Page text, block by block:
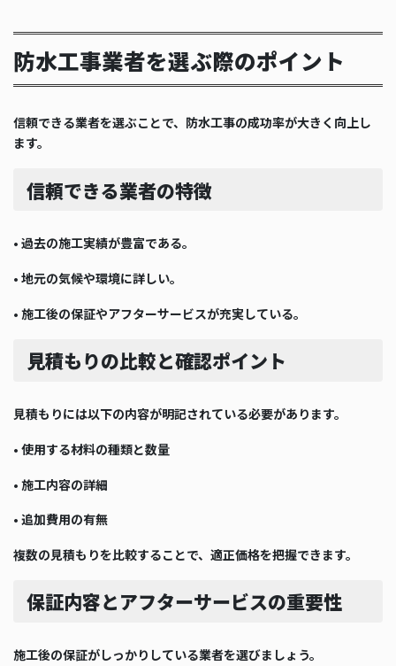
防水工事業者を選ぶ際のポイント
信頼できる業者を選ぶことで、防水工事の成功率が大きく向上し
ます。
信頼できる業者の特徴
• 過去の施工実績が豊富である。
• 地元の気候や環境に詳しい。
• 施工後の保証やアフターサービスが充実している。
見積もりの比較と確認ポイント
見積もりには以下の内容が明記されている必要があります。
• 使用する材料の種類と数量
• 施工内容の詳細
• 追加費用の有無
複数の見積もりを比較することで、適正価格を把握できます。
保証内容とアフターサービスの重要性
施工後の保証がしっかりしている業者を選びましょう。